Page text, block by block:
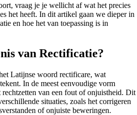
vraag je je wellicht af wat het precies
het heeft. In dit artikel gaan we dieper in
en hoe het van toepassing is in
van Rectificatie?
Latijnse woord rectificare, wat
In de meest eenvoudige vorm
van een fout of onjuistheid. Dit
situaties, zoals het corrigeren
of onjuiste beweringen.